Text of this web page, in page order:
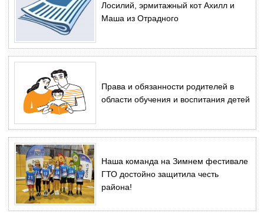
Лосилий, эрмитажный кот Ахилл и
Маша из Отрадного
Права и обязанности родителей в
области обучения и воспитания детей
Наша команда на Зимнем фестивале
ГТО достойно защитила честь
района!